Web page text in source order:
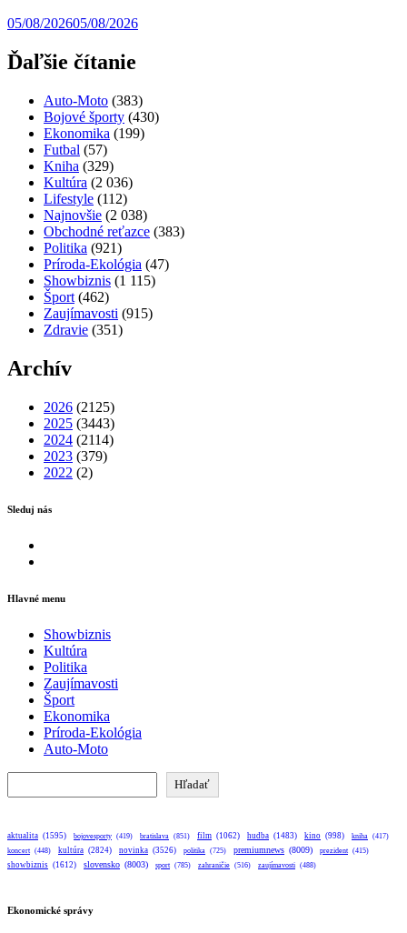
05/08/202605/08/2026
Ďaľšie čítanie
Auto-Moto (383)
Bojové športy (430)
Ekonomika (199)
Futbal (57)
Kniha (329)
Kultúra (2 036)
Lifestyle (112)
Najnovšie (2 038)
Obchodné reťazce (383)
Politika (921)
Príroda-Ekológia (47)
Showbiznis (1 115)
Šport (462)
Zaujímavosti (915)
Zdravie (351)
Archív
2026 (2125)
2025 (3443)
2024 (2114)
2023 (379)
2022 (2)
Sleduj nás
Hlavné menu
Showbiznis
Kultúra
Politika
Zaujímavosti
Šport
Ekonomika
Príroda-Ekológia
Auto-Moto
Hľadať
aktualita (1595) bojovesporty (419) bratislava (851) film (1062) hudba (1483) kino (998) kniha
(417)
koncert (448) kultúra (2824) novinka (3526) politika (725) premiumnews (8009) prezident (415)
showbiznis (1612) slovensko (8003) sport (785) zahraničie (516) zaujímavosti (488)
Ekonomické správy